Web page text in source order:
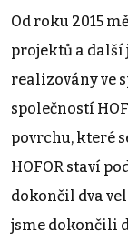
Od roku 2015
projektů a další
realizovány ve
společností
povrchu, které
HOFOR staví
dokončil dva
jsme dokončili